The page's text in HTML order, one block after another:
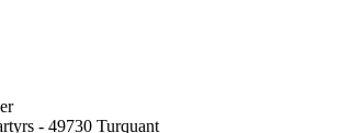
- 49730 Turquant